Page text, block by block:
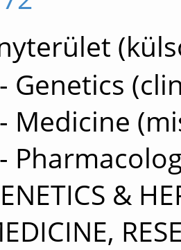
Genetics
Medicine
&